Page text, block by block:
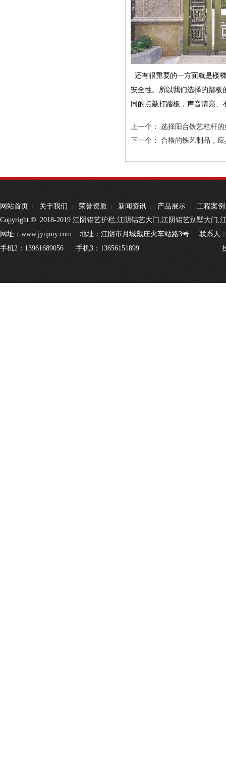
还有很重要的一方面就是楼
安全性。所以我们选择的踏板
同的点敲打踏板，声音清亮、
上一个： 选择阳台铁艺栏杆的
下一个： 合格的铁艺制品，
网站首页 | 关于我们 | 荣誉资质 | 新闻资讯 | 产品展示 |
工程案例
Copyright © 2018-2019 江阴铝艺护栏,江阴铝艺大门 ,江阴铝艺别墅大门 ,
网址： www.jynjmy.com 地址：江阴市月城戴庄火车站路3号 联系人
手机2：13961689056 手机3：13656151899 技